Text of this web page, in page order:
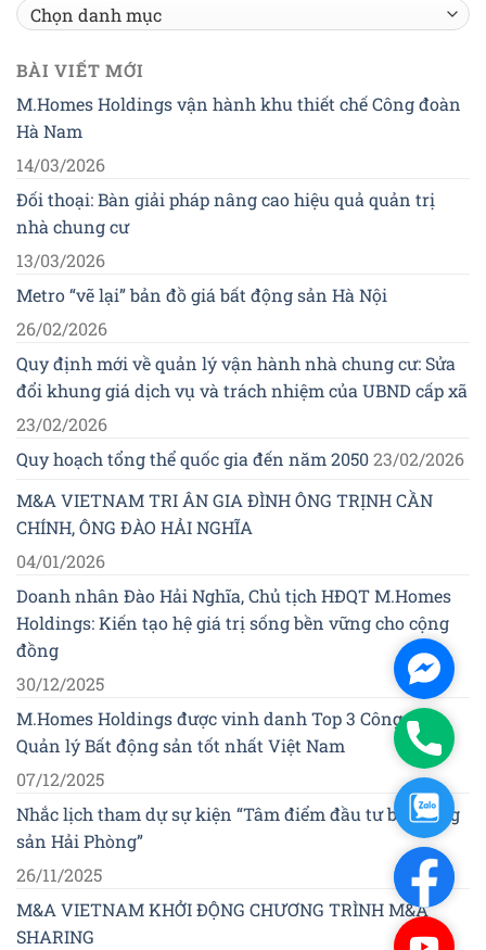
Danh
mục
BÀI VIẾT MỚI
M.Homes Holdings vận hành khu thiết chế Công đoàn
Hà Nam
14/03/2026
Đối thoại: Bàn giải pháp nâng cao hiệu quả quản trị
nhà chung cư
13/03/2026
Metro “vẽ lại” bản đồ giá bất động sản Hà Nội
26/02/2026
Quy định mới về quản lý vận hành nhà chung cư: Sửa
đổi khung giá dịch vụ và trách nhiệm của UBND cấp xã
23/02/2026
Quy hoạch tổng thể quốc gia đến năm 205023/02/2026
M&A VIETNAM TRI ÂN GIA ĐÌNH ÔNG TRỊNH CẦN
CHÍNH, ÔNG ĐÀO HẢI NGHĨA
04/01/2026
Doanh nhân Đào Hải Nghĩa, Chủ tịch HĐQT M.Homes
Holdings: Kiến tạo hệ giá trị sống bền vững cho cộng
đồng
30/12/2025
M.Homes Holdings được vinh danh Top 3 Công ty
Quản lý Bất động sản tốt nhất Việt Nam
07/12/2025
Nhắc lịch tham dự sự kiện “Tâm điểm đầu tư bất động
sản Hải Phòng”
26/11/2025
M&A VIETNAM KHỞI ĐỘNG CHƯƠNG TRÌNH M&A
SHARING
Phone
Zalo